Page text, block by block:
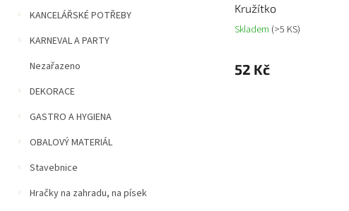
KANCELÁŘSKÉ POTŘEBY
KARNEVAL A PARTY
Nezařazeno
DEKORACE
GASTRO A HYGIENA
OBALOVÝ MATERIÁL
Stavebnice
Hračky na zahradu, na písek
Kružítko
Skladem (>5 KS)
52 Kč